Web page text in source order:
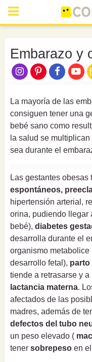
Embarazo y
La mayoría de las
consiguen tener una
bebé sano como
la salud se
sea durante el
Las gestantes
espontáneos,
hipertensión arterial,
orina, pudiendo llegar
bebé), diabetes
desarrolla durante el
organismo metabolice
desarrollo fetal), parto
tiende a retrasarse y
lactancia materna.
afectados de las
madres, además de
defectos del tubo
un peso elevado (
tener sobrepeso en